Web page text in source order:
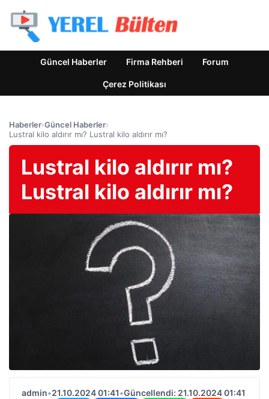
Güncel Haberler Firma Rehberi Forum
Çerez Politikası
Haberler›Güncel Haberler›
Lustral kilo aldırır mı? Lustral kilo aldırır mı?
Lustral kilo aldırır mı?
Lustral kilo aldırır mı?
admin•21.10.2024 01:41•Güncellendi: 21.10.2024 01:41